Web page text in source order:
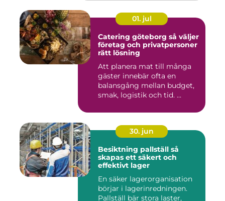
01. jul
Catering göteborg så väljer
företag och privatpersoner
rätt lösning
Att planera mat till många
gäster innebär ofta en
balansgång mellan budget,
smak, logistik och tid. ...
30. jun
Besiktning pallställ så
skapas ett säkert och
effektivt lager
En säker lagerorganisation
börjar i lagerinredningen.
Pallställ bär stora laster,